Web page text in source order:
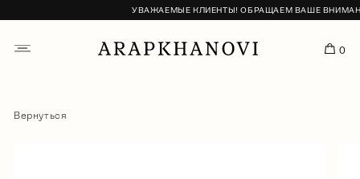
УВАЖАЕМЫЕ КЛИЕНТЫ! ОБРАЩАЕМ ВАШЕ
0
Вернуться